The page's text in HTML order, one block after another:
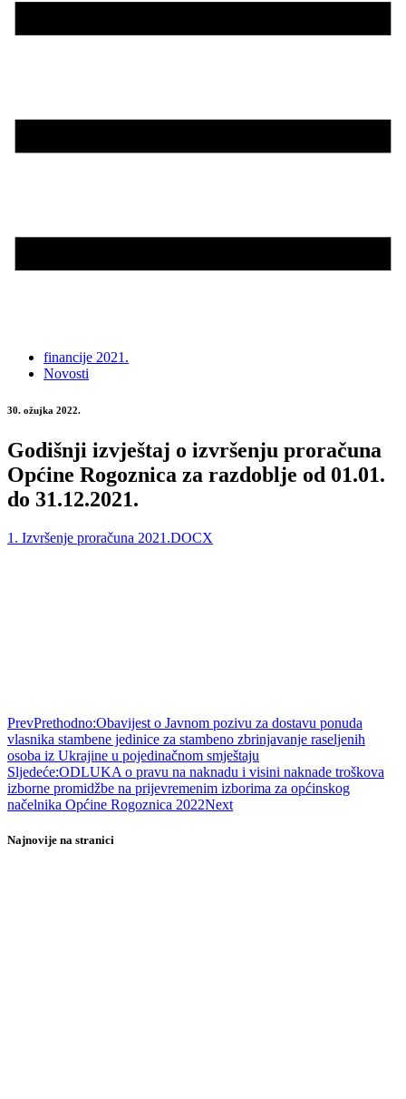
financije 2021.
Novosti
30. ožujka 2022.
Godišnji izvještaj o izvršenju proračuna
Općine Rogoznica za razdoblje od 01.01.
do 31.12.2021.
1. Izvršenje proračuna 2021.DOCX
PrevPrethodno:Obavijest o Javnom pozivu za dostavu ponuda
vlasnika stambene jedinice za stambeno zbrinjavanje raseljenih
osoba iz Ukrajine u pojedinačnom smještaju
Sljedeće:ODLUKA o pravu na naknadu i visini naknade troškova
izborne promidžbe na prijevremenim izborima za općinskog
načelnika Općine Rogoznica 2022Next
Najnovije na stranici